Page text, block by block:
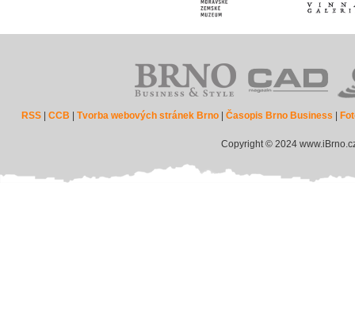
RSS |CCB |Tvorba webových stránek Brno |Časopis Brno Business
Copyright © 2024